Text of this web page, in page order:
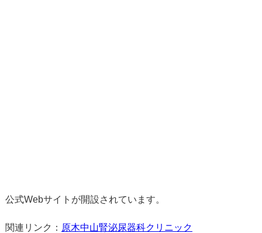
公式Webサイトが開設されています。
関連リンク： 原木中山腎泌尿器科クリニック